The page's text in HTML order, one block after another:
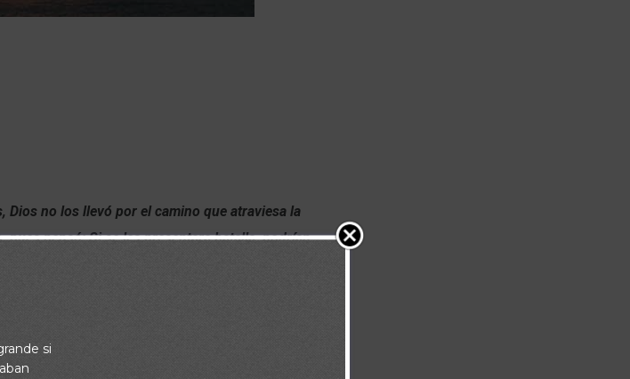
Dios no los llevó por el camino que atraviesa la
pensó: Si se les presentara batalla, podrían
si